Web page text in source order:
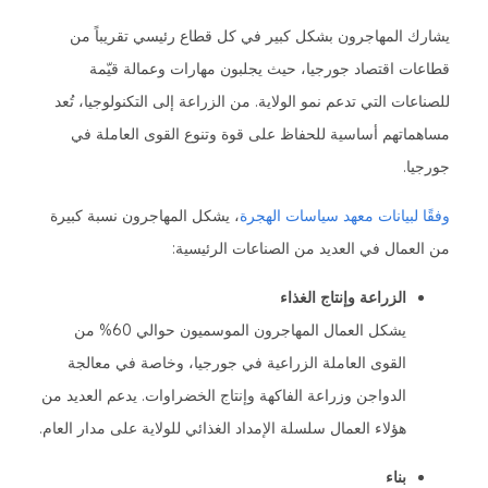
يشارك المهاجرون بشكل كبير في كل قطاع رئيسي تقريباً من
قطاعات اقتصاد جورجيا، حيث يجلبون مهارات وعمالة قيّمة
للصناعات التي تدعم نمو الولاية. من الزراعة إلى التكنولوجيا، تُعد
مساهماتهم أساسية للحفاظ على قوة وتنوع القوى العاملة في
جورجيا.
وفقًا لبيانات معهد سياسات الهجرة، يشكل المهاجرون نسبة كبيرة
من العمال في العديد من الصناعات الرئيسية:
الزراعة وإنتاج الغذاء
يشكل العمال المهاجرون الموسميون حوالي 60% من
القوى العاملة الزراعية في جورجيا، وخاصة في معالجة
الدواجن وزراعة الفاكهة وإنتاج الخضراوات. يدعم العديد من
هؤلاء العمال سلسلة الإمداد الغذائي للولاية على مدار العام.
بناء